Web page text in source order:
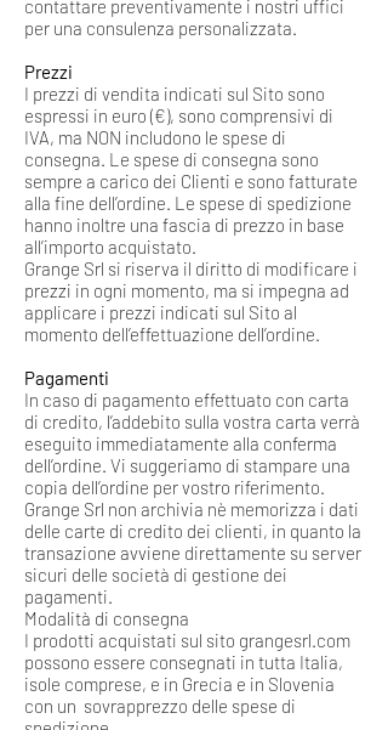
contattare preventivamente i nostri uffici
per una consulenza personalizzata.
Prezzi
I prezzi di vendita indicati sul Sito sono
espressi in euro (€), sono comprensivi di
IVA, ma NON includono le spese di
consegna. Le spese di consegna sono
sempre a carico dei Clienti e sono fatturate
alla fine dell’ordine. Le spese di spedizione
hanno inoltre una fascia di prezzo in base
all’importo acquistato.
Grange Srl si riserva il diritto di modificare i
prezzi in ogni momento, ma si impegna ad
applicare i prezzi indicati sul Sito al
momento dell’effettuazione dell’ordine.
Pagamenti
In caso di pagamento effettuato con carta
di credito, l’addebito sulla vostra carta verrà
eseguito immediatamente alla conferma
dell’ordine. Vi suggeriamo di stampare una
copia dell’ordine per vostro riferimento.
Grange Srl non archivia nè memorizza i dati
delle carte di credito dei clienti, in quanto la
transazione avviene direttamente su server
sicuri delle società di gestione dei
pagamenti.
Modalità di consegna
I prodotti acquistati sul sito grangesrl.com
possono essere consegnati in tutta Italia,
isole comprese, e in Grecia e in Slovenia
con un sovrapprezzo delle spese di